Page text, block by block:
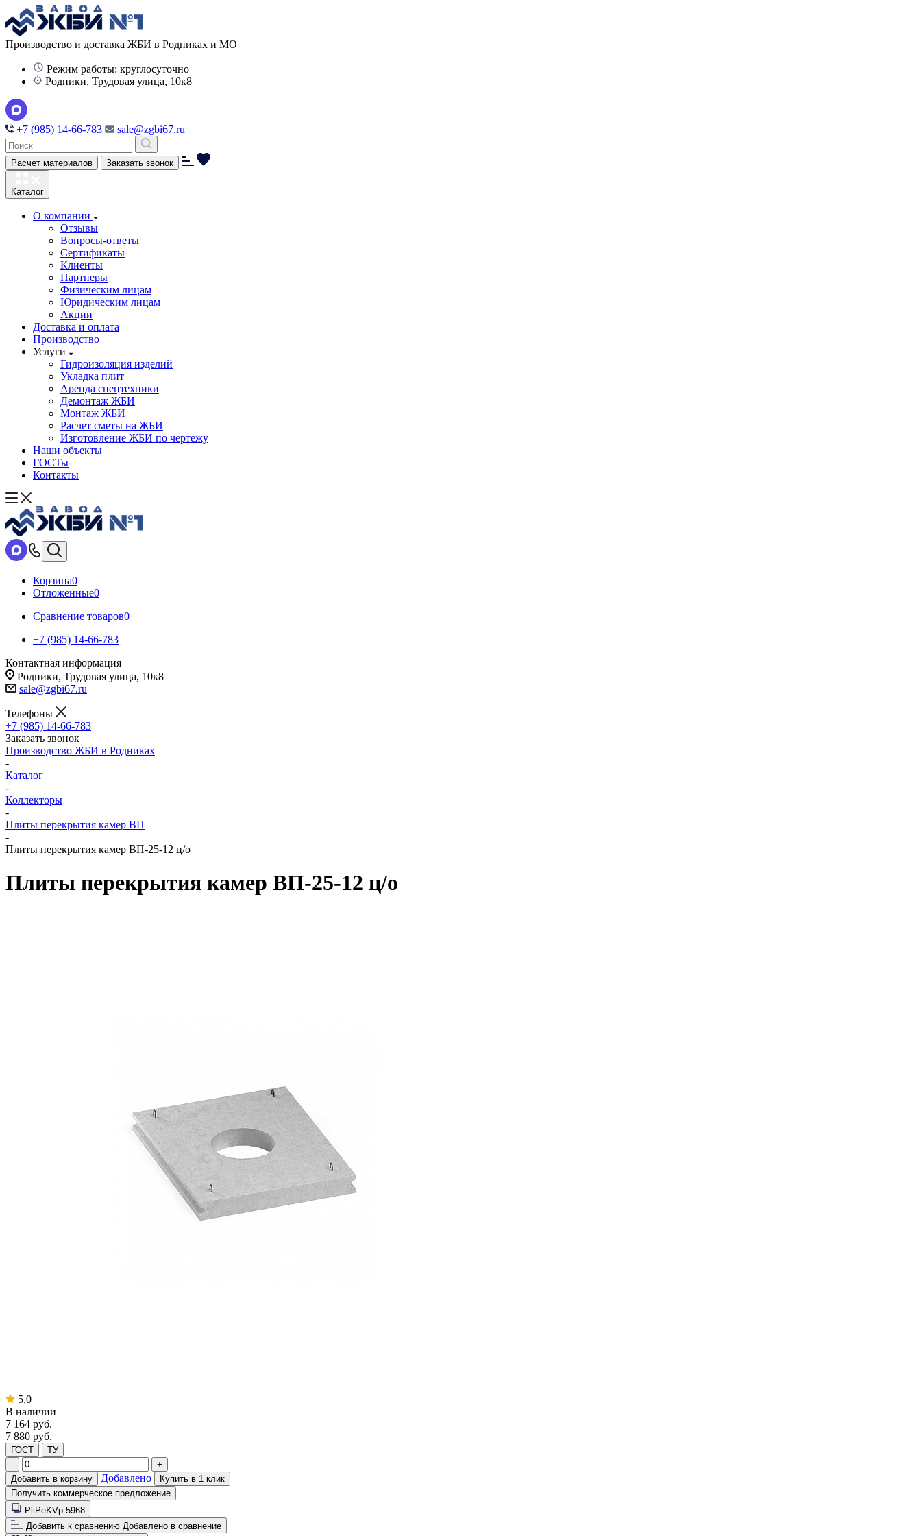
Производство и доставка ЖБИ в Родниках и МО
Режим работы: круглосуточно
Родники, Трудовая улица, 10к8
+7 (985) 14-66-783 sale@zgbi67.ru
Расчет материалов Заказать звонок
Каталог
О компании
Отзывы
Вопросы-ответы
Сертификаты
Клиенты
Партнеры
Физическим лицам
Юридическим лицам
Акции
Доставка и оплата
Производство
Услуги
Гидроизоляция изделий
Укладка плит
Аренда спецтехники
Демонтаж ЖБИ
Монтаж ЖБИ
Расчет сметы на ЖБИ
Изготовление ЖБИ по чертежу
Наши объекты
ГОСТы
Контакты
Корзина0
Отложенные0
Сравнение товаров0
+7 (985) 14-66-783
Контактная информация
Родники, Трудовая улица, 10к8
sale@zgbi67.ru
Телефоны
+7 (985) 14-66-783
Заказать звонок
Производство ЖБИ в Родниках
-
Каталог
-
Коллекторы
-
Плиты перекрытия камер ВП
-
Плиты перекрытия камер ВП-25-12 ц/о
Плиты перекрытия камер ВП-25-12 ц/о
5,0
В наличии
7 164 руб.
7 880 руб.
ГОСТ
ТУ
-
+
Добавить в корзину
Добавлено
Купить в 1 клик
Получить коммерческое предложение
PliPeKVp-5968
Добавить к сравнению Добавлено в сравнение